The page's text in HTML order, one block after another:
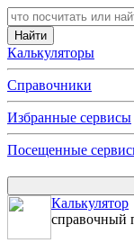
Калькуляторы
Справочники
Избранные сервисы
Посещенные
Калькулятор
справочный